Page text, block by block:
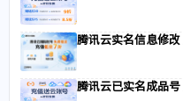
腾讯云实名信息修
腾讯云已实名成品